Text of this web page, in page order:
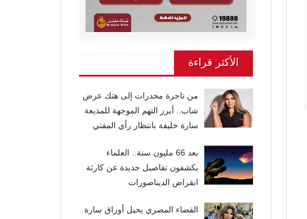
الأكثر قراءة
من تاجرة مخدرات إلى هتك عرض
شاب.. أبرز التهم الموجهة للمذيعة
سارة خليفة بانتظار رأي المفتي
بعد 66 مليون سنة.. العلماء
يكشفون تفاصيل جديدة عن كارثة
انقراض الديناصورات
القضاء المصري يحيل أوراق سارة